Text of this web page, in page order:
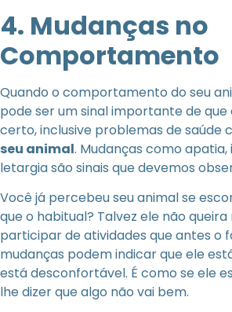
4. Mudanças no
Comportamento
Quando o comportamento do seu
pode ser um sinal importante de que
certo, inclusive problemas de saúde
seu animal. Mudanças como
letargia são sinais que devemos
Você já percebeu seu animal se
que o habitual? Talvez ele não
participar de atividades que antes o
mudanças podem indicar que ele
está desconfortável. É como se ele
lhe dizer que algo não vai bem.